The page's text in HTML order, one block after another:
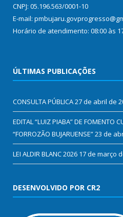
CNPJ: 05.196.563/0001-10
E-mail:
Horário de atendimento: 08:00 às
ÚLTIMAS PUBLICAÇÕES
CONSULTA PÚBLICA27 de abril de
EDITAL “LUIZ PIABA” DE FOMENTO
“FORROZÃO BUJARUENSE”23 de
LEI ALDIR BLANC 2026 17 de março
DESENVOLVIDO POR CR2